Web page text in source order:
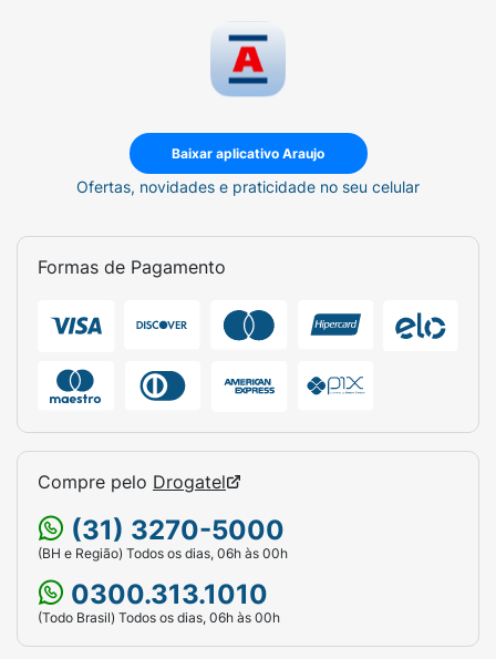
Baixar aplicativo Araujo
Ofertas, novidades e praticidade no seu celular
Formas de Pagamento
Compre pelo Drogatel
(31) 3270-5000
(BH e Região) Todos os dias, 06h às 00h
0300.313.1010
(Todo Brasil) Todos os dias, 06h às 00h